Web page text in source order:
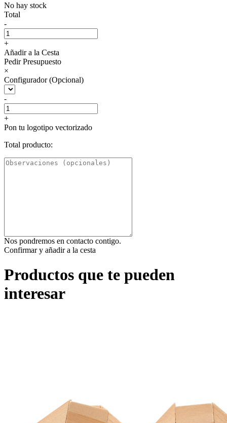
No hay stock
Total
-
+
Añadir a la Cesta
Pedir Presupuesto
×
Configurador (Opcional)
-
+
Pon tu logotipo vectorizado
Total producto:
Nos pondremos en contacto contigo.
Confirmar y añadir a la cesta
Productos que te pueden
interesar